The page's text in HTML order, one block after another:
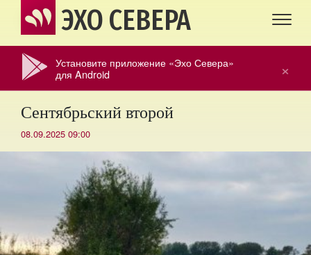
ЭХО СЕВЕРА
×
Установите приложение «Эхо Севера»
для Android
Сентябрьский второй
08.09.2025 09:00